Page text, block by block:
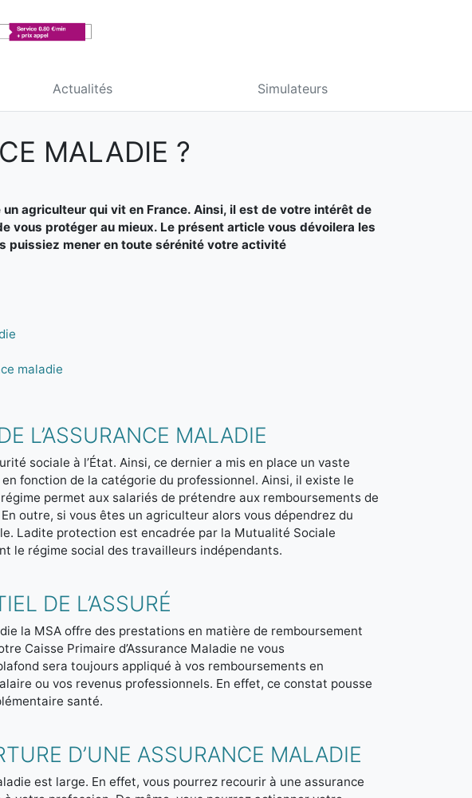
Actualités Simulateurs
MALADIE ?
agriculteur qui vit en France. Ainsi, il est de votre intérêt de
vous protéger au mieux. Le présent article vous dévoilera les
puissiez mener en toute sérénité votre activité
maladie
L’ASSURANCE MALADIE
sociale à l’État. Ainsi, ce dernier a mis en place un vaste
fonction de la catégorie du professionnel. Ainsi, il existe le
permet aux salariés de prétendre aux remboursements de
outre, si vous êtes un agriculteur alors vous dépendrez du
Ladite protection est encadrée par la Mutualité Sociale
le régime social des travailleurs indépendants.
DE L’ASSURÉ
la MSA offre des prestations en matière de remboursement
Caisse Primaire d’Assurance Maladie ne vous
sera toujours appliqué à vos remboursements en
ou vos revenus professionnels. En effet, ce constat pousse
santé.
D’UNE ASSURANCE MALADIE
est large. En effet, vous pourrez recourir à une assurance